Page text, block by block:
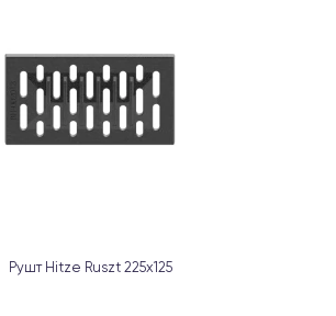
Рушт Hitze Ruszt 225х125